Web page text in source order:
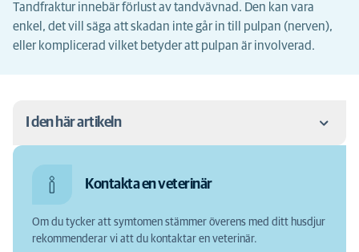
Tandfraktur innebär förlust av tandvävnad. Den kan vara
enkel, det vill säga att skadan inte går in till pulpan (nerven),
eller komplicerad vilket betyder att pulpan är involverad.
I den här artikeln
Vad kan man göra själv?
Kontakta en veterinär
Om du tycker att symtomen stämmer överens med ditt husdjur
rekommenderar vi att du kontaktar en veterinär.